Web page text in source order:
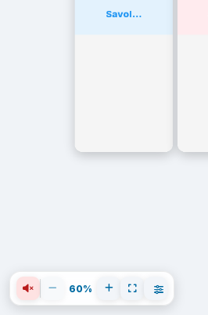
Savol...
60%